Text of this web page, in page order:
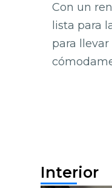
Con un
lista para
para llevar
Interior